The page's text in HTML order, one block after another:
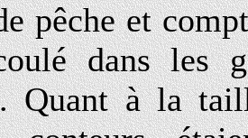
pêche et
dans les
Quant à la